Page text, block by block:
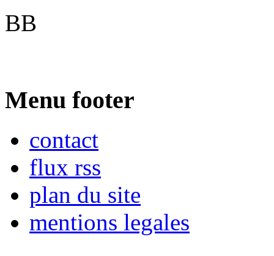
BB
Menu footer
contact
flux rss
plan du site
mentions legales